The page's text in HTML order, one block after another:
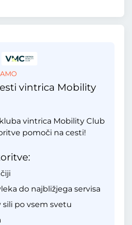
vintrica Mobility
vintrica Mobility Club
pomoči na cesti!
do najbližjega servisa
sili po vsem svetu